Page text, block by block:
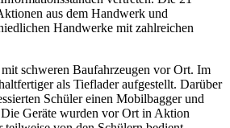
aus dem Handwerk und
Handwerke mit zahlreichen
schweren Baufahrzeugen vor Ort. Im
als Tieflader aufgestellt. Darüber
Schüler einen Mobilbagger und
Geräte wurden vor Ort in Aktion